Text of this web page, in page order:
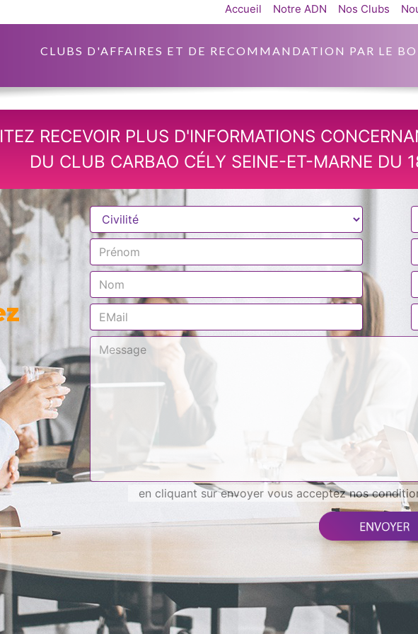
CLUBS D'AFFAIRES ET DE RECOMMANDATION PAR LE
Accueil Notre ADN Nos Clubs
RECEVOIR PLUS D'INFORMATIONS
DU CLUB CARBAO CÉLY SEINE-ET-MARNE DU
en cliquant sur envoyer vous acceptez nos